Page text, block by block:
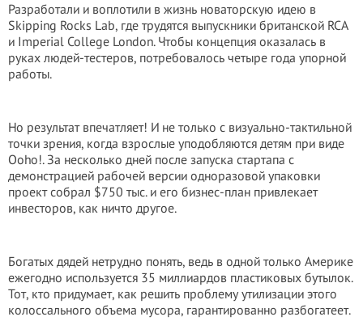
Разработали и воплотили в жизнь новаторскую идею в
Skipping Rocks Lab, где трудятся выпускники британской RCA
и Imperial College London. Чтобы концепция оказалась в
руках людей-тестеров, потребовалось четыре года упорной
работы.
Но результат впечатляет! И не только с визуально-тактильной
точки зрения, когда взрослые уподобляются детям при виде
Ooho!. За несколько дней после запуска стартапа с
демонстрацией рабочей версии одноразовой упаковки
проект собрал $750 тыс. и его бизнес-план привлекает
инвесторов, как ничто другое.
Богатых дядей нетрудно понять, ведь в одной только Америке
ежегодно используется 35 миллиардов пластиковых бутылок.
Тот, кто придумает, как решить проблему утилизации этого
колоссального объема мусора, гарантированно разбогатеет.